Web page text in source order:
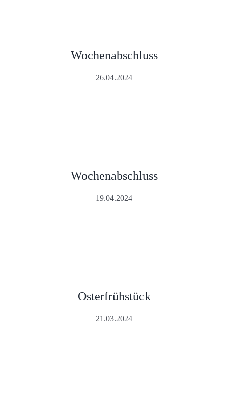
Wochenabschluss
26.04.2024
Wochenabschluss
19.04.2024
Osterfrühstück
21.03.2024